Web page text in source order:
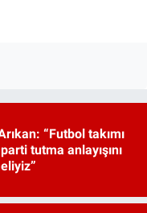
“Futbol takımı
tutma anlayışını